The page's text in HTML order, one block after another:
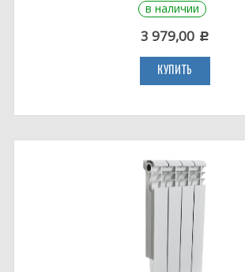
в наличии
3 979,00 c
КУПИТЬ